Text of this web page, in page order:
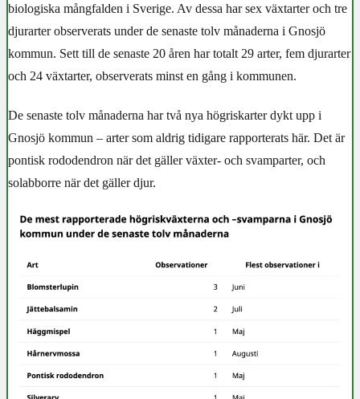
biologiska mångfalden i Sverige. Av dessa har sex växtarter och tre
djurarter observerats under de senaste tolv månaderna i Gnosjö
kommun. Sett till de senaste 20 åren har totalt 29 arter, fem djurarter
och 24 växtarter, observerats minst en gång i kommunen.
De senaste tolv månaderna har två nya högriskarter dykt upp i
Gnosjö kommun – arter som aldrig tidigare rapporterats här. Det är
pontisk rododendron när det gäller växter- och svamparter, och
solabborre när det gäller djur.